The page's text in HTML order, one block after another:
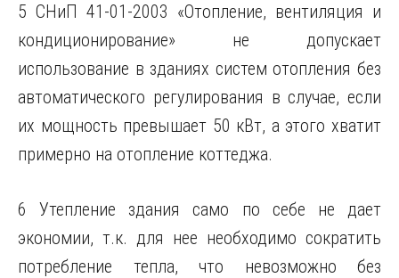
5 СНиП 41-01-2003 «Отопление, вентиляция и
кондиционирование» не допускает
использование в зданиях систем отопления без
автоматического регулирования в случае, если
их мощность превышает 50 кВт, а этого хватит
примерно на отопление коттеджа.
6 Утепление здания само по себе не дает
экономии, т.к. для нее необходимо сократить
потребление тепла, что невозможно без